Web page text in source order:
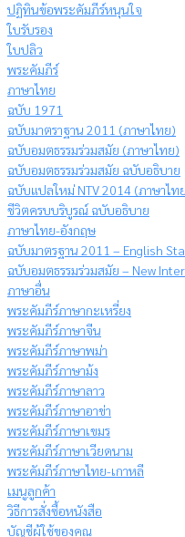
ปฏิทินข้อพระคัมภีร์หนุนใจ
ใบรับรอง
ใบปลิว
พระคัมภีร์
ภาษาไทย
ฉบับ 1971
ฉบับมาตราฐาน 2011 (ภาษาไทย)
ฉบับอมตธรรมร่วมสมัย (ภาษาไทย)
ฉบับอมตธรรมร่วมสมัย ฉบับอธิบาย
ฉบับแปลใหม่ NTV 2014 (ภาษาไท
ชีวิตครบบริบูรณ์ ฉบับอธิบาย
ภาษาไทย-อังกฤษ
ฉบับมาตรฐาน 2011 – English
ฉบับอมตธรรมร่วมสมัย – New
ภาษาอื่น
พระคัมภีร์ภาษากะเหรี่ยง
พระคัมภีร์ภาษาจีน
พระคัมภีร์ภาษาพม่า
พระคัมภีร์ภาษาม้ง
พระคัมภีร์ภาษาลาว
พระคัมภีร์ภาษาอาข่า
พระคัมภีร์ภาษาเขมร
พระคัมภีร์ภาษาเวียดนาม
พระคัมภีร์ภาษาไทย-เกาหลี
เมนูลูกค้า
วิธีการสั่งซื้อหนังสือ
บัญชีผู้ใช้ของคุณ